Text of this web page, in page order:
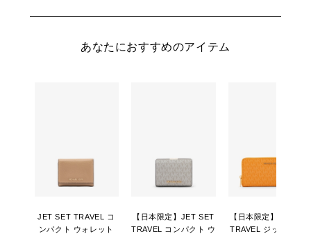
あなたにおすすめのアイテム
JET SET TRAVEL コ
ンパクト ウォレット
【日本限定】JET SET
TRAVEL コンパクト ウ
【日本限定】JET SET
TRAVEL ジップアラウ